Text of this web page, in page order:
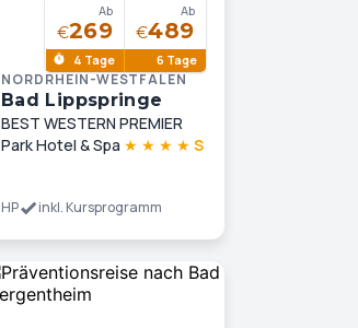
Ab
€269
4 Tage
Ab
€489
6 Tage
NORDRHEIN-WESTFALEN
Bad Lippspringe
BEST WESTERN PREMIER
Park Hotel & Spa ★ ★ ★ ★ S
HP inkl. Kursprogramm